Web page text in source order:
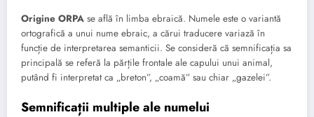
Origine ORPA se află în limba ebraică. Numele este o variantă
ortografică a unui nume ebraic, a cărui traducere variază în
funcție de interpretarea semanticii. Se consideră că semnificația sa
principală se referă la părțile frontale ale capului unui animal,
putând fi interpretat ca „breton”, „coamă” sau chiar „gazelei”.
Semnificații multiple ale numelui